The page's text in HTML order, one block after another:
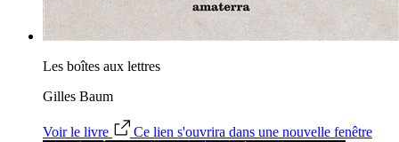
Les boîtes aux lettres
Gilles Baum
Voir le livre Ce lien s'ouvrira dans une nouvelle fenêtre